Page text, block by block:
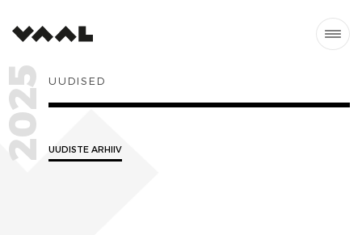
UUDISED
UUDISTE ARHIIV